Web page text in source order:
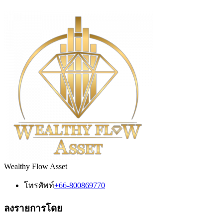
Wealthy Flow Asset
โทรศัพท์+66-800869770
ลงรายการโดย